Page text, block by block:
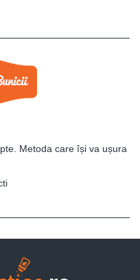
Metoda care își va ușura